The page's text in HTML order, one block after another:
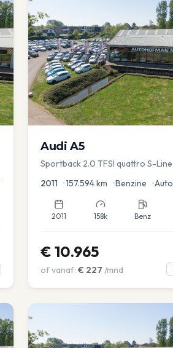
Audi A5
Sportback 2.0 TFSI quattro S-Line
2011 •157.594km •Benzine •
2011 158k Benz
€ 10.965
of vanaf: € 227 /mnd